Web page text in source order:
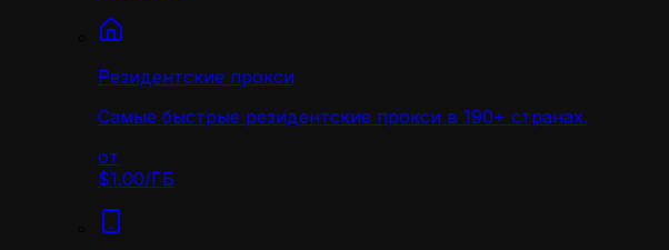
Резидентские прокси
Самые быстрые резидентские прокси в 190+ странах.
от
$1.00/ГБ